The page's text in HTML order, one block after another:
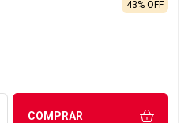
43% OFF
UMA UNIDADE
COMPRAR